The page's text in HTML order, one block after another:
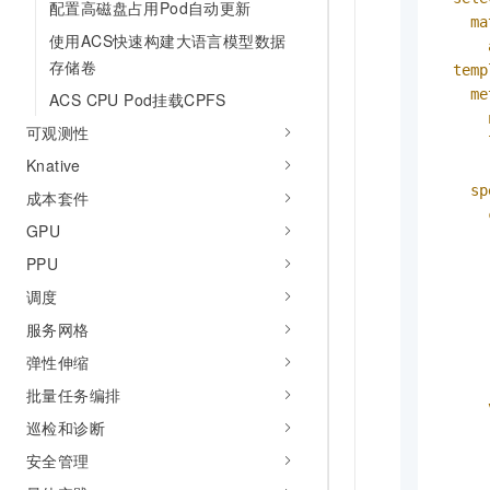
配置高磁盘占用Pod自动更新
使用ACS快速构建大语言模型数据
存储卷
ACS CPU Pod挂载CPFS
可观测性
Knative
成本套件
GPU
PPU
调度
服务网格
弹性伸缩
批量任务编排
巡检和诊断
安全管理